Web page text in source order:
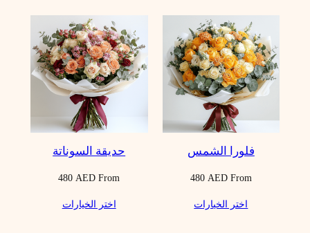
فلورا الشمس
From
480 AED
اختر الخيارات
حديقة السوناتة
From
480 AED
اختر الخيارات